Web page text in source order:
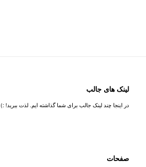
لینک های جالب
در اینجا چند لینک جالب برای شما گذاشته ایم. لذت ببرید! :)
صفحات